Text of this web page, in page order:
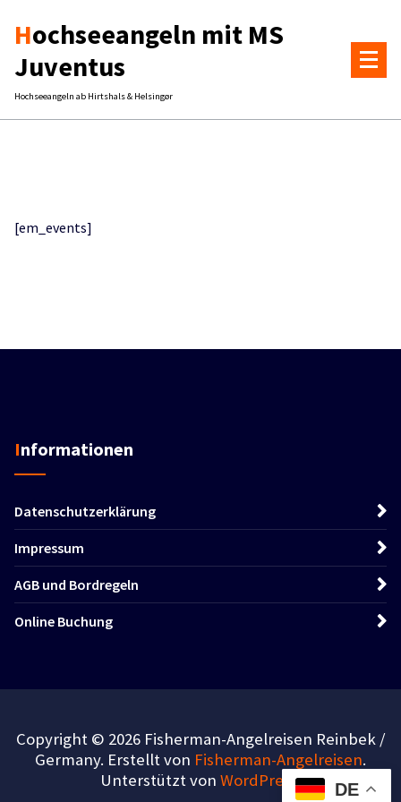
Inhalt
Hochseeangeln mit MS
Juventus
Hochseeangeln ab Hirtshals & Helsingør
[em_events]
Informationen
Datenschutzerklärung
Impressum
AGB und Bordregeln
Online Buchung
Copyright © 2026 Fisherman-Angelreisen Reinbek /
Germany. Erstellt von Fisherman-Angelreisen.
Unterstützt von WordPress. DE